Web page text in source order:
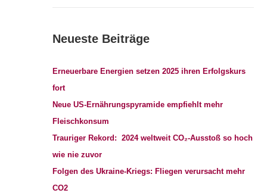
Neueste Beiträge
Erneuerbare Energien setzen 2025 ihren Erfolgskurs
fort
Neue US-Ernährungspyramide empfiehlt mehr
Fleischkonsum
Trauriger Rekord: 2024 weltweit CO₂-Ausstoß so hoch
wie nie zuvor
Folgen des Ukraine-Kriegs: Fliegen verursacht mehr
CO2